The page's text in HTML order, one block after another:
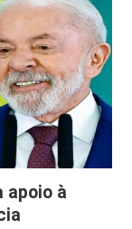
apoio à